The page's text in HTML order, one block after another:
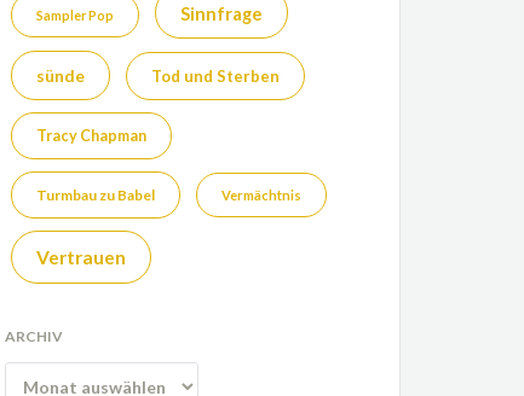
Sampler Pop Sinnfrage
sünde Tod und Sterben
Tracy Chapman
Turmbau zu Babel Vermächtnis
Vertrauen
ARCHIV